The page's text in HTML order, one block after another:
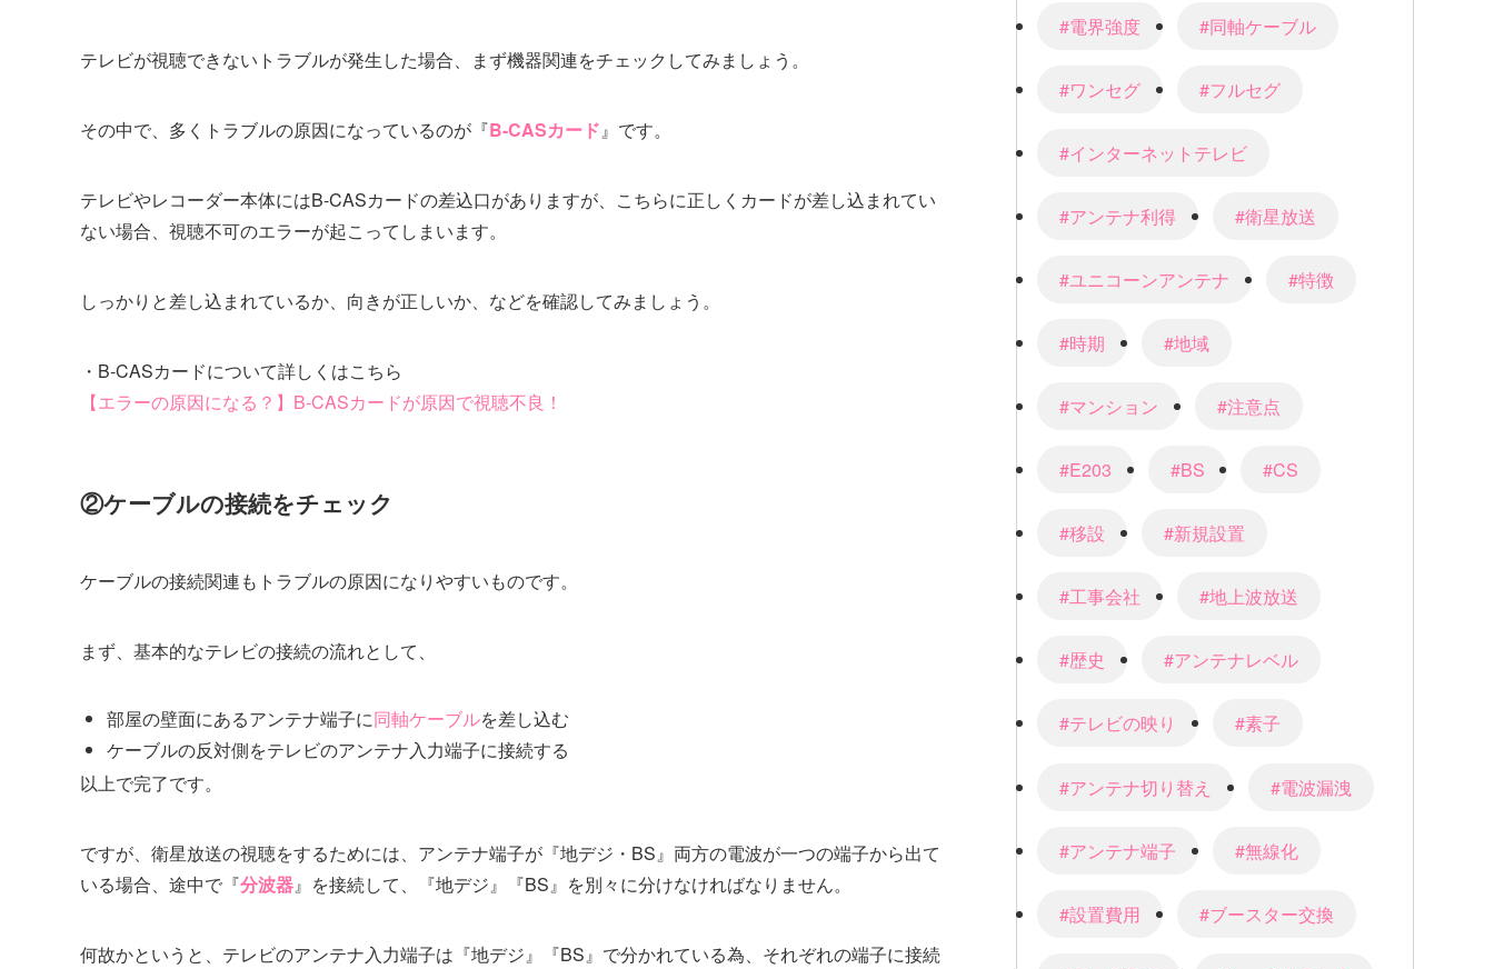
テレビが視聴できないトラブルが発生した場合、まず機器関連をチェックしてみましょう。
その中で、多くトラブルの原因になっているのが『B-CASカード』です。
テレビやレコーダー本体にはB-CASカードの差込口がありますが、こちらに正しくカードが差し込まれてい
ない場合、視聴不可のエラーが起こってしまいます。
しっかりと差し込まれているか、向きが正しいか、などを確認してみましょう。
・B-CASカードについて詳しくはこちら
【エラーの原因になる？】B-CASカードが原因で視聴不良！
②ケーブルの接続をチェック
ケーブルの接続関連もトラブルの原因になりやすいものです。
まず、基本的なテレビの接続の流れとして、
部屋の壁面にあるアンテナ端子に同軸ケーブルを差し込む
ケーブルの反対側をテレビのアンテナ入力端子に接続する
以上で完了です。
ですが、衛星放送の視聴をするためには、アンテナ端子が『地デジ・BS』両方の電波が一つの端子から出て
いる場合、途中で『分波器』を接続して、『地デジ』『BS』を別々に分けなければなりません。
何故かというと、テレビのアンテナ入力端子は『地デジ』『BS』で分かれている為、それぞれの端子に接続
#電界強度 #同軸ケーブル
#ワンセグ #フルセグ
#インターネットテレビ
#アンテナ利得 #衛星放送
#ユニコーンアンテナ #特徴
#時期 #地域
#マンション #注意点
#E203 #BS #CS
#移設 #新規設置
#工事会社 #地上波放送
#歴史 #アンテナレベル
#テレビの映り #素子
#アンテナ切り替え #電波漏洩
#アンテナ端子 #無線化
#設置費用 #ブースター交換